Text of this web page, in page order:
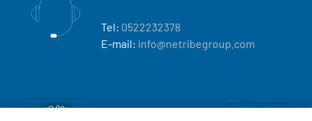
Tel: 0522232378
E-mail: info@netribegroup.com